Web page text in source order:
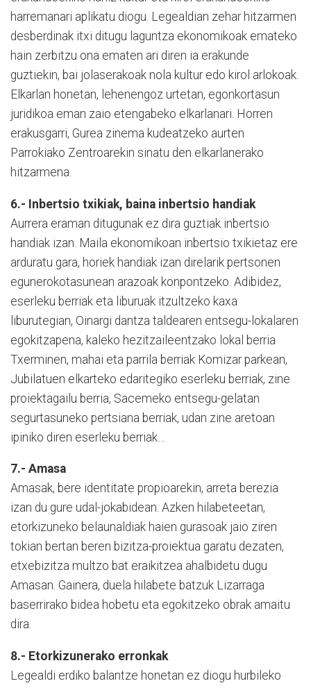
harremanari aplikatu diogu. Legealdian zehar hitzarmen
desberdinak itxi ditugu laguntza ekonomikoak emateko
hain zerbitzu ona ematen ari diren ia erakunde
guztiekin, bai jolaserakoak nola kultur edo kirol arlokoak.
Elkarlan honetan, lehenengoz urtetan, egonkortasun
juridikoa eman zaio etengabeko elkarlanari. Horren
erakusgarri, Gurea zinema kudeatzeko aurten
Parrokiako Zentroarekin sinatu den elkarlanerako
hitzarmena.
6.- Inbertsio txikiak, baina inbertsio handiak
Aurrera eraman ditugunak ez dira guztiak inbertsio
handiak izan. Maila ekonomikoan inbertsio txikietaz ere
arduratu gara, horiek handiak izan direlarik pertsonen
egunerokotasunean arazoak konpontzeko. Adibidez,
eserleku berriak eta liburuak itzultzeko kaxa
liburutegian, Oinargi dantza taldearen entsegu-lokalaren
egokitzapena, kaleko hezitzaileentzako lokal berria
Txerminen, mahai eta parrila berriak Komizar parkean,
Jubilatuen elkarteko edaritegiko eserleku berriak, zine
proiektagailu berria, Sacemeko entsegu-gelatan
segurtasuneko pertsiana berriak, udan zine aretoan
ipiniko diren eserleku berriak…
7.- Amasa
Amasak, bere identitate propioarekin, arreta berezia
izan du gure udal-jokabidean. Azken hilabeteetan,
etorkizuneko belaunaldiak haien gurasoak jaio ziren
tokian bertan beren bizitza-proiektua garatu dezaten,
etxebizitza multzo bat eraikitzea ahalbidetu dugu
Amasan. Gainera, duela hilabete batzuk Lizarraga
baserrirako bidea hobetu eta egokitzeko obrak amaitu
dira.
8.- Etorkizunerako erronkak
Legealdi erdiko balantze honetan ez diogu hurbileko